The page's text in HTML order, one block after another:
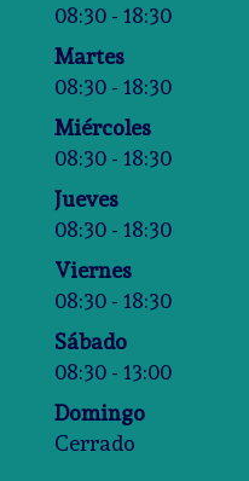
08:30 - 18:30
Martes
08:30 - 18:30
Miércoles
08:30 - 18:30
Jueves
08:30 - 18:30
Viernes
08:30 - 18:30
Sábado
08:30 - 13:00
Domingo
Cerrado